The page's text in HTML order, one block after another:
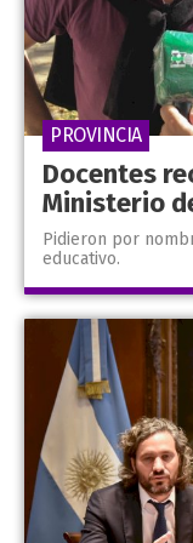
Docentes
Ministerio
Pidieron por
educativo.
PROVINCIA